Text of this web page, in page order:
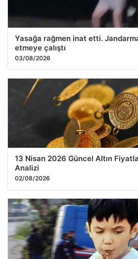
Yasağa rağmen inat etti.
etmeye çalıştı
03/08/2026
13 Nisan 2026 Güncel Altın
Analizi
02/08/2026